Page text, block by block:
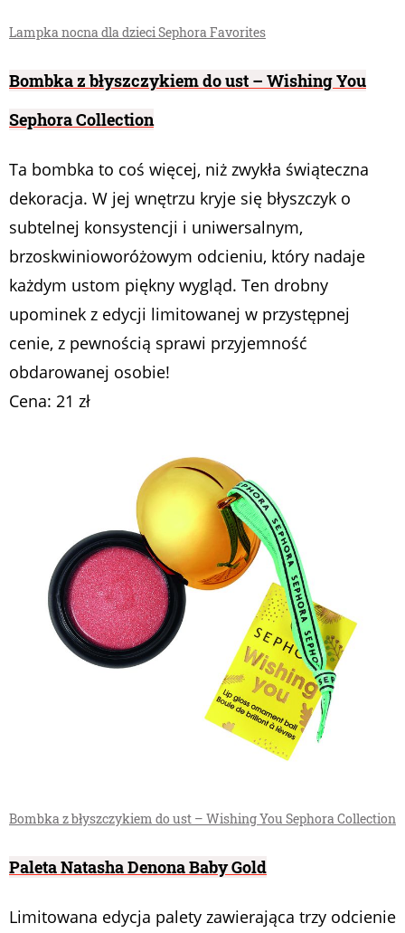
Lampka nocna dla dzieci Sephora Favorites
Bombka z błyszczykiem do ust – Wishing You
Sephora Collection
Ta bombka to coś więcej, niż zwykła świąteczna
dekoracja. W jej wnętrzu kryje się błyszczyk o
subtelnej konsystencji i uniwersalnym,
brzoskwinioworóżowym odcieniu, który nadaje
każdym ustom piękny wygląd. Ten drobny
upominek z edycji limitowanej w przystępnej
cenie, z pewnością sprawi przyjemność
obdarowanej osobie!
Cena: 21 zł
Bombka z błyszczykiem do ust – Wishing You Sephora Collection
Paleta Natasha Denona Baby Gold
Limitowana edycja palety zawierająca trzy odcienie